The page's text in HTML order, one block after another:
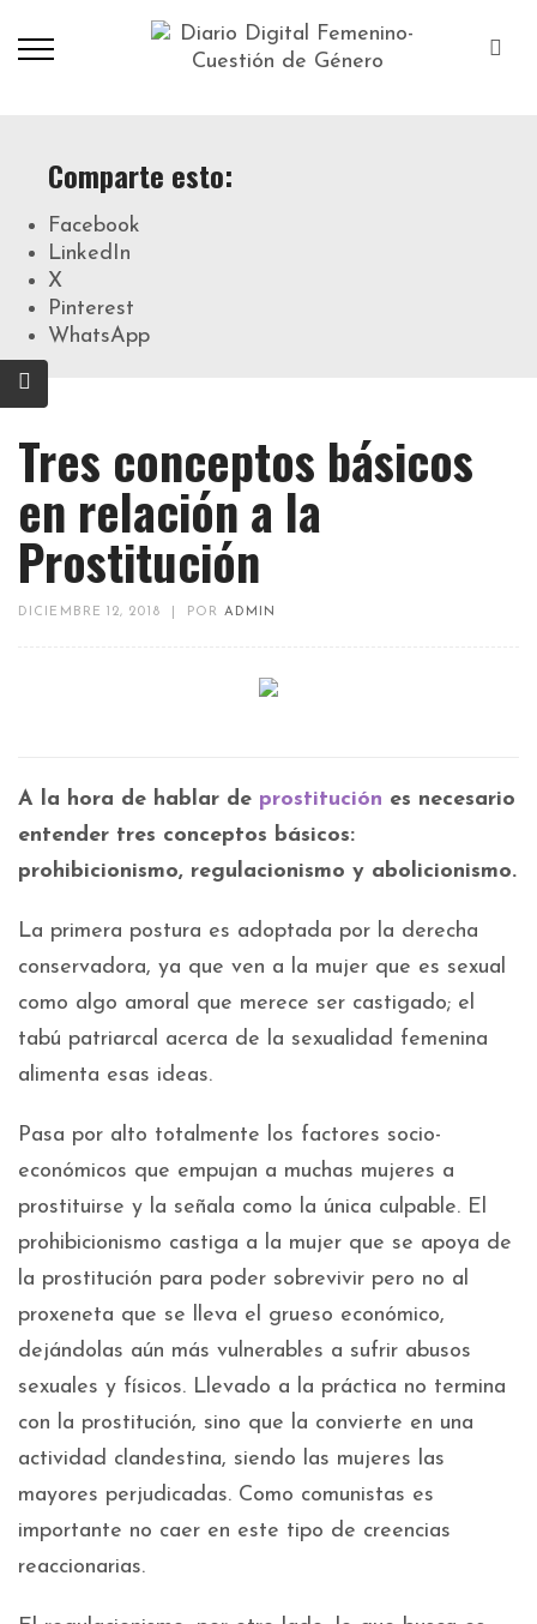
Comparte esto:
Facebook
LinkedIn
X
Pinterest
WhatsApp
Tres conceptos básicos
en relación a la
Prostitución
DICIEMBRE 12, 2018 POR ADMIN
A la hora de hablar de prostitución es necesario
entender tres conceptos básicos:
prohibicionismo, regulacionismo y abolicionismo.
La primera postura es adoptada por la derecha
conservadora, ya que ven a la mujer que es sexual
como algo amoral que merece ser castigado; el
tabú patriarcal acerca de la sexualidad femenina
alimenta esas ideas.
Pasa por alto totalmente los factores socio-
económicos que empujan a muchas mujeres a
prostituirse y la señala como la única culpable. El
prohibicionismo castiga a la mujer que se apoya de
la prostitución para poder sobrevivir pero no al
proxeneta que se lleva el grueso económico,
dejándolas aún más vulnerables a sufrir abusos
sexuales y físicos. Llevado a la práctica no termina
con la prostitución, sino que la convierte en una
actividad clandestina, siendo las mujeres las
mayores perjudicadas. Como comunistas es
importante no caer en este tipo de creencias
reaccionarias.